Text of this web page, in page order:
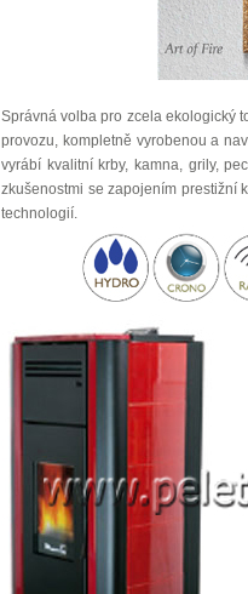
Správná volba pro zcela ekologický
provozu, kompletně vyrobenou a
vyrábí kvalitní krby, kamna, grily,
zkušenostmi se zapojením prestižní
technologií.